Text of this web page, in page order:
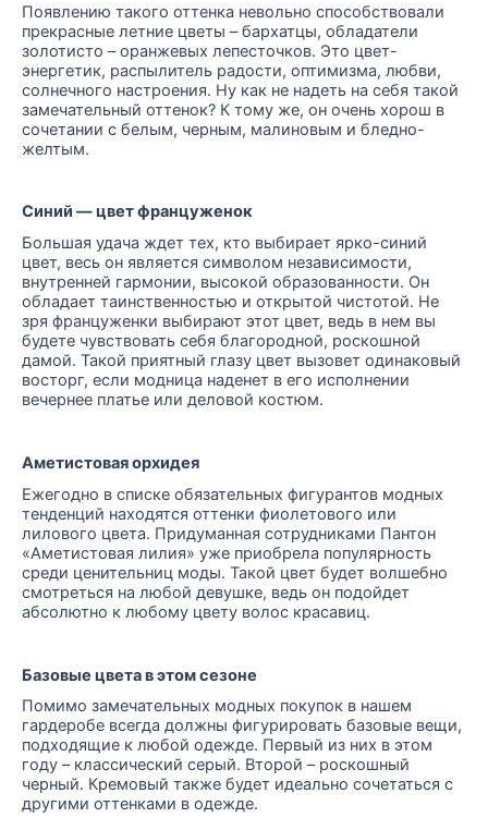
Появлению такого оттенка невольно способствовали
прекрасные летние цветы – бархатцы, обладатели
золотисто – оранжевых лепесточков. Это цвет-
энергетик, распылитель радости, оптимизма, любви,
солнечного настроения. Ну как не надеть на себя такой
замечательный оттенок? К тому же, он очень хорош в
сочетании с белым, черным, малиновым и бледно-
желтым.
Синий — цвет француженок
Большая удача ждет тех, кто выбирает ярко-синий
цвет, весь он является символом независимости,
внутренней гармонии, высокой образованности. Он
обладает таинственностью и открытой чистотой. Не
зря француженки выбирают этот цвет, ведь в нем вы
будете чувствовать себя благородной, роскошной
дамой. Такой приятный глазу цвет вызовет одинаковый
восторг, если модница наденет в его исполнении
вечернее платье или деловой костюм.
Аметистовая орхидея
Ежегодно в списке обязательных фигурантов модных
тенденций находятся оттенки фиолетового или
лилового цвета. Придуманная сотрудниками Пантон
«Аметистовая лилия» уже приобрела популярность
среди ценительниц моды. Такой цвет будет волшебно
смотреться на любой девушке, ведь он подойдет
абсолютно к любому цвету волос красавиц.
Базовые цвета в этом сезоне
Помимо замечательных модных покупок в нашем
гардеробе всегда должны фигурировать базовые вещи,
подходящие к любой одежде. Первый из них в этом
году – классический серый. Второй – роскошный
черный. Кремовый также будет идеально сочетаться с
другими оттенками в одежде.